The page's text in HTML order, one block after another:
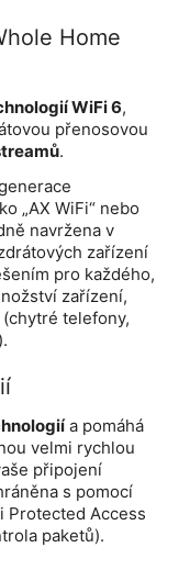
Home
WiFi 6,
přenosovou
.
„AX WiFi“ nebo
navržena v
zařízení
pro každého,
zařízení,
telefony,
a pomáhá
velmi rychlou
připojení
s pomocí
Protected Access
paketů).